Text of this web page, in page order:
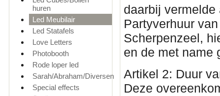
huren
Led Meubilair
Led Statafels
Love Letters
Photobooth
Rode loper led
Sarah/Abraham/Diversen
Special effects
daarbij
Partyverhuur
Scherpenzeel,
en de met name
Artikel 2: Duur
Deze